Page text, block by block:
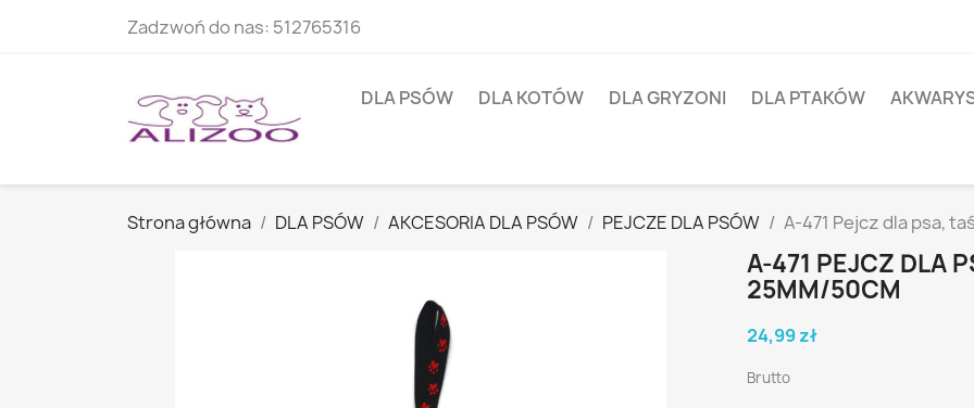
Zadzwoń do nas: 512765316
DLA PSÓW DLA KOTÓW DLA GRYZONI DLA PTAKÓW
Strona główna DLA PSÓW AKCESORIA DLA PSÓW PEJCZE DLA PSÓW A-471 Pejcz dla psa,
A-471 PEJCZ DLA
25MM/50CM
24,99 zł
Brutto